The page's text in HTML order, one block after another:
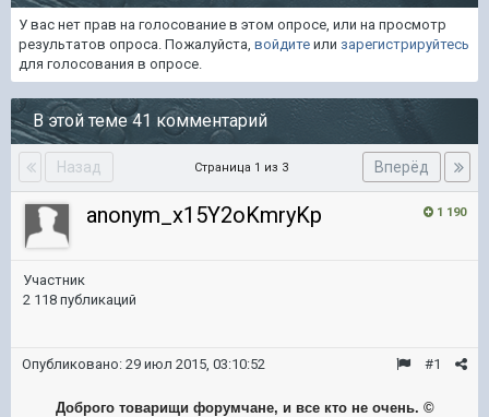
У вас нет прав на голосование в этом опросе, или на просмотр
результатов опроса. Пожалуйста, войдите или зарегистрируйтесь
для голосования в опросе.
В этой теме 41 комментарий
Назад Вперёд
Страница 1 из 3
1 190
anonym_x15Y2oKmryKp
Участник
2 118 публикаций
#1
Опубликовано: 29 июл 2015, 03:10:52
Доброго товарищи форумчане, и все кто не очень. ©